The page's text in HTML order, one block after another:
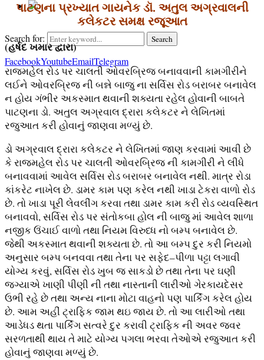
Search for: Search
FacebookYoutubeEmailTelegram
પાટણના પ્રખ્યાત ગાયનેક ડૉ. અતુલ અગ્રવાલની
કલેકટર સમક્ષ રજૂઆત
(હર્ષદ ખમાર દ્વારા)
રાજમહેલ રોડ પર ચાલતી ઓવરબ્રિજ બનાવવાની કામગીરીને
લઈને ઓવરબ્રિજ ની બન્ને બાજુ ના સર્વિસ રોડ બરાબર બનાવેલ
ન હોય ગંભીર અકસ્માત થવાની શક્યતા રહેલ હોવાની બાબતે
પાટણના ડો. અતુલ અગ્રવાલ દ્રારા કલેકટર ને લેખિતમાં
રજુઆત કરી હોવાનું જાણવા મળ્યું છે.
ડો અગ્રવાલ દ્રારા કલેકટર ને લેખિતમાં જાણ કરવામાં આવી છે
કે રાજમહેલ રોડ પર ચાલતી ઓવરબ્રિજ ની કામગીરી ને લીધે
બનાવવામાં આવેલ સર્વિસ રોડ બરાબર બનાવેલ નથી. માત્ર રોડા
કાંકરેટ નાખેલ છે. ડામર કામ પણ કરેલ નથી ખાડા ટેકરા વાળો રોડ
છે. તો ખાડા પૂરી લેવલીંગ કરવા તથા ડામર કામ કરી રોડ વ્યવસ્થિત
બનાવવો, સર્વિસ રોડ પર સંતોકબા હોલ ની બાજુ માં આવેલ શાળા
નજીક ઉંચાઈ વાળો તથા નિયમ વિરુધ્ધ નો બમ્પ બનાવેલ છે.
જેથી અકસ્માત થવાની શક્યતા છે. તો આ બમ્પ દુર કરી નિયમો
અનુસાર બમ્પ બનવવા તથા તેના પર સફેદ–પીળા પટ્ટા લગાવી
યોગ્ય કરવું, સર્વિસ રોડ ખુબ જ સાકડો છે તથા તેના પર ઘણી
જગ્યાએ ખાણી પીણી ની તથા નાસ્તાની લારીઓ ગેરકાયદેસર
ઉભી રહે છે તથા અન્ય નાના મોટા વાહનો પણ પાર્કિંગ કરેલ હોય
છે. આમ અહીં ટ્રાફિક જામ થઇ જાય છે. તો આ લારીઓ તથા
આડેધડ થતા પાર્કિંગ સત્વરે દુર કરાવી ટ્રાફિક ની અવર જવર
સરળતાથી થાય તે માટે યોગ્ય પગલા ભરવા તેઓએ રજુઆત કરી
હોવાનું જાણવા મળ્યું છે.